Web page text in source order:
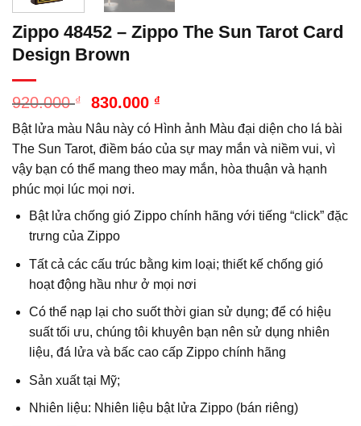
Zippo 48452 – Zippo The Sun Tarot Card
Design Brown
920.000₫
Giá
là:
920.000 ₫.
830.000 ₫
tại
là:
830.000 ₫.
Bật lửa màu Nâu này có Hình ảnh Màu đại diện cho lá bài
The Sun Tarot, điềm báo của sự may mắn và niềm vui, vì
vậy bạn có thể mang theo may mắn, hòa thuận và hạnh
phúc mọi lúc mọi nơi.
Bật lửa chống gió Zippo chính hãng với tiếng “click” đặc
trưng của Zippo
Tất cả các cấu trúc bằng kim loại; thiết kế chống gió
hoạt động hầu như ở mọi nơi
Có thể nạp lại cho suốt thời gian sử dụng; để có hiệu
suất tối ưu, chúng tôi khuyên bạn nên sử dụng nhiên
liệu, đá lửa và bấc cao cấp Zippo chính hãng
Sản xuất tại Mỹ;
Nhiên liệu: Nhiên liệu bật lửa Zippo (bán riêng)